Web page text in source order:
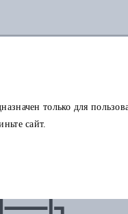
только для
сайт.